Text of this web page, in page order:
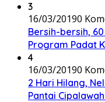
3
16/03/20190
Bersih-bersih,
Program Padat
4
16/03/20190
2 Hari Hilang,
Pantai